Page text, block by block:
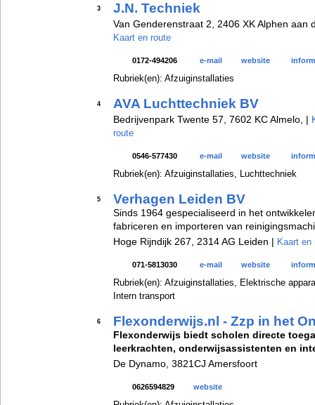
3 J.N. Techniek
Van Genderenstraat 2, 2406 XK Alphen aan
Kaart en route
0172-494206 e-mail website
Rubriek(en): Afzuiginstallaties
4 AVA Luchttechniek BV
Bedrijvenpark Twente 57, 7602 KC Almelo, |
route
0546-577430 e-mail website
Rubriek(en): Afzuiginstallaties, Luchttechniek
5 Verhagen Leiden BV
Sinds 1964 gespecialiseerd in het
fabriceren en importeren van
Hoge Rijndijk 267, 2314 AG Leiden | Kaart en
071-5813030 e-mail website
Rubriek(en): Afzuiginstallaties, Elektrische
Intern transport
6 Flexonderwijs.nl - Zzp in het
Flexonderwijs biedt scholen directe
leerkrachten, onderwijsassistenten en
De Dynamo, 3821CJ Amersfoort
0626594829 website